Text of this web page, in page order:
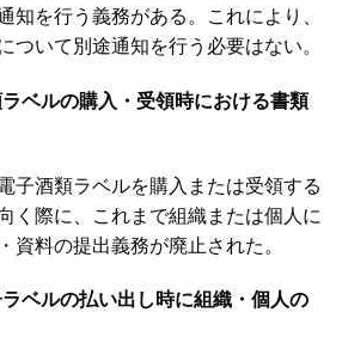
知を行う義務がある。これにより、
ついて別途通知を行う必要はない。
ベルの購入・受領時における書類
子酒類ラベルを購入または受領する
く際に、これまで組織または個人に
資料の提出義務が廃止された。
ベルの払い出し時に組織・個人の